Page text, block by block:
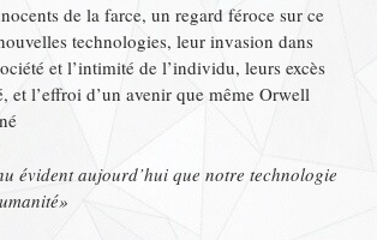
de la farce, un regard féroce sur ce
technologies, leur invasion dans
et l’intimité de l’individu, leurs excès
et l’effroi d’un avenir que même Orwell
évident aujourd’hui que notre technologie